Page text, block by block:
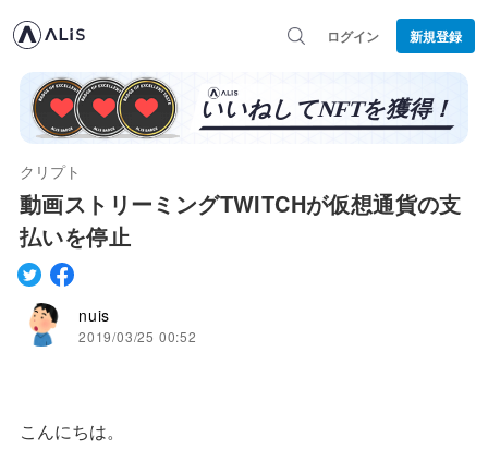
ログイン 新規登録
クリプト
動画ストリーミングTWITCHが仮想通貨の支
払いを停止
nuis
2019/03/25 00:52
こんにちは。